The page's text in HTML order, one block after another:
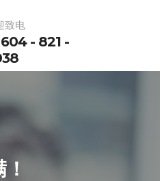
致电
604 - 821 -